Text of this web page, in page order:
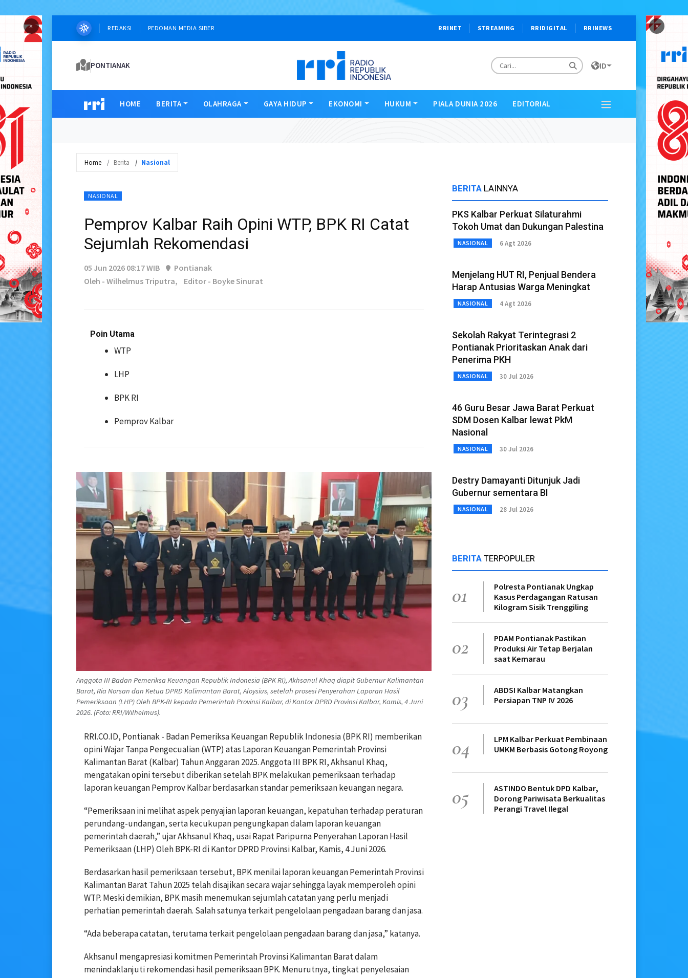
× ×
REDAKSI PEDOMAN MEDIA SIBER RRINET STREAMING RRIDIGITAL RRINEWS
PONTIANAK ID
HOME BERITA OLAHRAGA GAYA HIDUP EKONOMI HUKUM PIALA DUNIA 2026 EDITORIAL
Home Berita Nasional
NASIONAL
Pemprov Kalbar Raih Opini WTP, BPK RI Catat
Sejumlah Rekomendasi
05 Jun 2026 08:17 WIB
Pontianak
Oleh - Wilhelmus Triputra,
Editor - Boyke Sinurat
Poin Utama
WTP
LHP
BPK RI
Pemprov Kalbar
Anggota III Badan Pemeriksa Keuangan Republik Indonesia (BPK RI), Akhsanul Khaq diapit Gubernur Kalimantan
Barat, Ria Norsan dan Ketua DPRD Kalimantan Barat, Aloysius, setelah prosesi Penyerahan Laporan Hasil
Pemeriksaan (LHP) Oleh BPK-RI kepada Pemerintah Provinsi Kalbar, di Kantor DPRD Provinsi Kalbar, Kamis, 4 Juni
2026. (Foto: RRI/Wilhelmus).
RRI.CO.ID, Pontianak - Badan Pemeriksa Keuangan Republik Indonesia (BPK RI) memberikan
opini Wajar Tanpa Pengecualian (WTP) atas Laporan Keuangan Pemerintah Provinsi
Kalimantan Barat (Kalbar) Tahun Anggaran 2025. Anggota III BPK RI, Akhsanul Khaq,
mengatakan opini tersebut diberikan setelah BPK melakukan pemeriksaan terhadap
laporan keuangan Pemprov Kalbar berdasarkan standar pemeriksaan keuangan negara.
“Pemeriksaan ini melihat aspek penyajian laporan keuangan, kepatuhan terhadap peraturan
perundang-undangan, serta kecukupan pengungkapan dalam laporan keuangan
pemerintah daerah,” ujar Akhsanul Khaq, usai Rapat Paripurna Penyerahan Laporan Hasil
Pemeriksaan (LHP) Oleh BPK-RI di Kantor DPRD Provinsi Kalbar, Kamis, 4 Juni 2026.
Berdasarkan hasil pemeriksaan tersebut, BPK menilai laporan keuangan Pemerintah Provinsi
Kalimantan Barat Tahun 2025 telah disajikan secara wajar sehingga layak memperoleh opini
WTP. Meski demikian, BPK masih menemukan sejumlah catatan yang perlu menjadi
perhatian pemerintah daerah. Salah satunya terkait pengelolaan pengadaan barang dan jasa.
“Ada beberapa catatan, terutama terkait pengelolaan pengadaan barang dan jasa,” katanya.
Akhsanul mengapresiasi komitmen Pemerintah Provinsi Kalimantan Barat dalam
menindaklanjuti rekomendasi hasil pemeriksaan BPK. Menurutnya, tingkat penyelesaian
BERITA LAINNYA
PKS Kalbar Perkuat Silaturahmi
Tokoh Umat dan Dukungan Palestina
NASIONAL 6 Agt 2026
Menjelang HUT RI, Penjual Bendera
Harap Antusias Warga Meningkat
NASIONAL 4 Agt 2026
Sekolah Rakyat Terintegrasi 2
Pontianak Prioritaskan Anak dari
Penerima PKH
NASIONAL 30 Jul 2026
46 Guru Besar Jawa Barat Perkuat
SDM Dosen Kalbar lewat PkM
Nasional
NASIONAL 30 Jul 2026
Destry Damayanti Ditunjuk Jadi
Gubernur sementara BI
NASIONAL 28 Jul 2026
BERITA TERPOPULER
01
Polresta Pontianak Ungkap
Kasus Perdagangan Ratusan
Kilogram Sisik Trenggiling
02
PDAM Pontianak Pastikan
Produksi Air Tetap Berjalan
saat Kemarau
03
ABDSI Kalbar Matangkan
Persiapan TNP IV 2026
04
LPM Kalbar Perkuat Pembinaan
UMKM Berbasis Gotong Royong
05
ASTINDO Bentuk DPD Kalbar,
Dorong Pariwisata Berkualitas
Perangi Travel Ilegal